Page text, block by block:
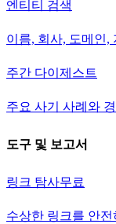
엔티티 검색
이름, 회사, 도메인,
주간 다이제스트
주요 사기 사례와
도구 및 보고서
링크 탐사무료
수상한 링크를 안